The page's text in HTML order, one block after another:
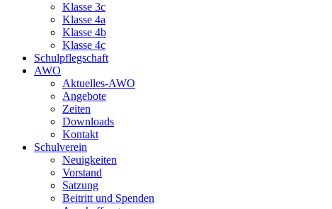
Klasse 3c
Klasse 4a
Klasse 4b
Klasse 4c
Schulpflegschaft
AWO
Aktuelles-AWO
Angebote
Zeiten
Downloads
Kontakt
Schulverein
Neuigkeiten
Vorstand
Satzung
Beitritt und Spenden